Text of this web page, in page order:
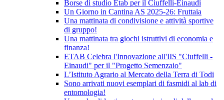
Borse di studio Etab per il Ciuffelli-Einaudi
Un Giorno in Cantina AS 2025-26: Fruttaia
Una mattinata di condivisione e attività sportive
di gruppo!
Una mattinata tra giochi istruttivi di economia e
finanza!
ETAB Celebra l'Innovazione all'IIS "Ciuffelli -
Einaudi" per il "Progetto Semenzaio"
L’Istituto Agrario al Mercato della Terra di Todi
Sono arrivati nuovi esemplari di fasmidi al lab di
entomologia!